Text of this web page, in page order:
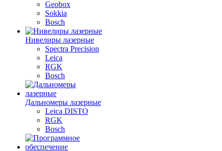
Geobox
Sokkia
Bosch
Нивелиры лазерные
Spectra Precision
Leica
RGK
Bosch
Дальномеры лазерные
Leica DISTO
RGK
Bosch